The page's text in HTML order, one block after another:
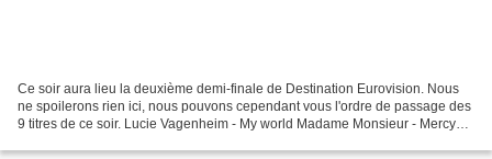
Ce soir aura lieu la deuxième demi-finale de Destination Eurovision. Nous
ne spoilerons rien ici, nous pouvons cependant vous l'ordre de passage des
9 titres de ce soir. Lucie Vagenheim - My world Madame Monsieur - Mercy